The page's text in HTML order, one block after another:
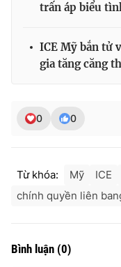
trấn áp biểu
ICE Mỹ bắn tử
gia tăng căng
0 0
Từ khóa: Mỹ ICE
chính quyền liên
Bình luận (0)